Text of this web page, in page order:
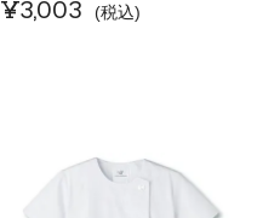
¥3,003 税込